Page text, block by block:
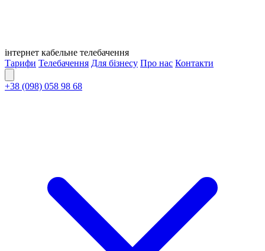
інтернет кабельне телебачення
Тарифи Телебачення Для бізнесу Про нас Контакти
+38 (098) 058 98 68